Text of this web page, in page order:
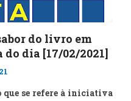
do livro em
dia [17/02/2021]
que se refere à iniciativa